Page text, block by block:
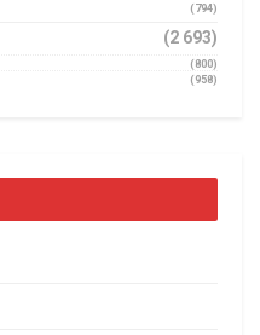
(794)
(2 693)
(800)
(958)